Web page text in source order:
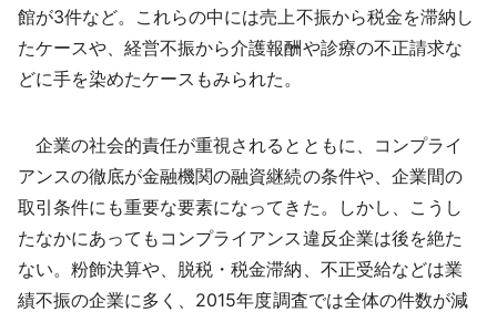
館が3件など。これらの中には売上不振から税金を滞納し
たケースや、経営不振から介護報酬や診療の不正請求な
どに手を染めたケースもみられた。
企業の社会的責任が重視されるとともに、コンプライ
アンスの徹底が金融機関の融資継続の条件や、企業間の
取引条件にも重要な要素になってきた。しかし、こうし
たなかにあってもコンプライアンス違反企業は後を絶た
ない。粉飾決算や、脱税・税金滞納、不正受給などは業
績不振の企業に多く、2015年度調査では全体の件数が減